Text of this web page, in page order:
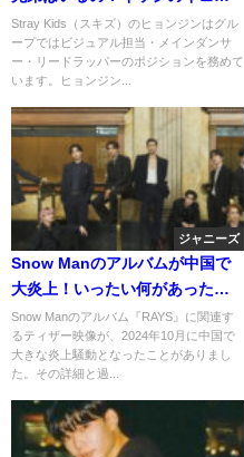
と双子みたいと話題に！
Stray Kids（スキズ）のヒョンジンはグル
ープではビジュアル担当・メインダンサ
ー・リードラッパーのポジションを務めて
います。ヒョンジン...
ジャニーズ
Snow Manのアルバムが中国で
大炎上！いったい何があったの
か？
Snow Manのアルバム『RAYS』に関連す
るティザー映像が、2024年10月に中国で
大きな炎上騒動となったことがありまし
た。その詳細と過...